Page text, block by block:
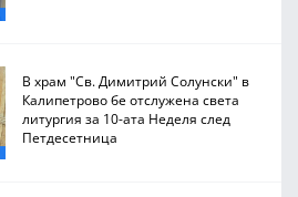
В храм "Св. Димитрий Солунски" в
Калипетрово бе отслужена света
литургия за 10-ата Неделя след
Петдесетница